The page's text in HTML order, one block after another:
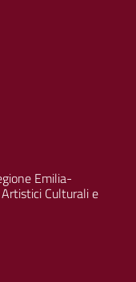
Emilia-
Culturali e